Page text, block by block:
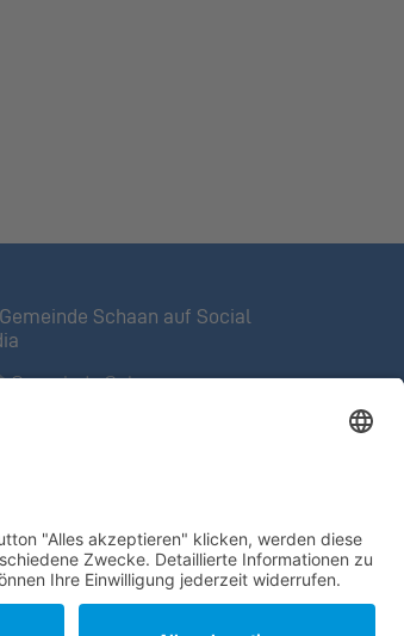
Schaan auf Social
Gemeinde Schaan
@meinschaan
auf Instagram